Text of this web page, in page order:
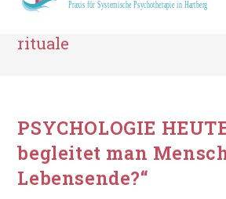
rituale
PSYCHOLOGIE
begleitet man
Lebensende?“